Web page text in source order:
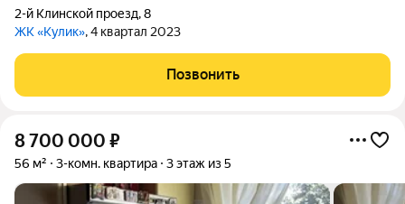
2-й Клинской проезд,8
ЖК «Кулик», 4 квартал 2023
Позвонить
8 700 000 ₽
56 м² 3-комн. квартира 3 этаж из 5